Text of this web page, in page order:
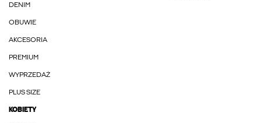
DENIM
OBUWIE
AKCESORIA
PREMIUM
WYPRZEDAŻ
PLUS SIZE
KOBIETY